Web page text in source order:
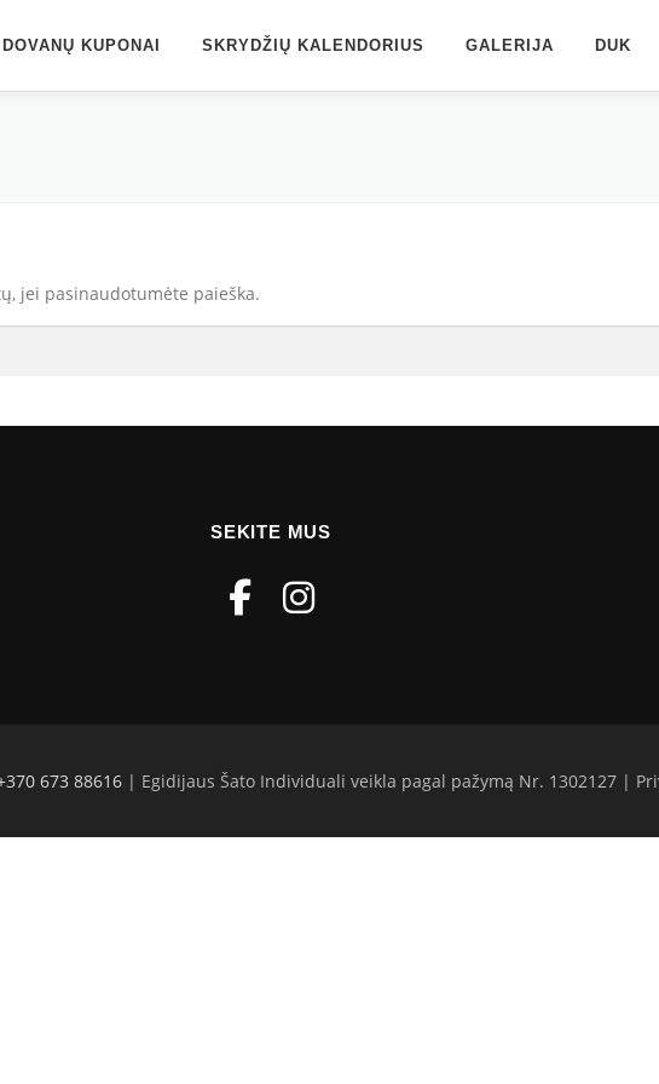
DOVANŲ KUPONAI SKRYDŽIŲ KALENDORIUS GALERIJA DUK
jei pasinaudotumėte paieška.
SEKITE MUS
673 88616 | Egidijaus Šato Individuali veikla pagal pažymą Nr. 1302127 |